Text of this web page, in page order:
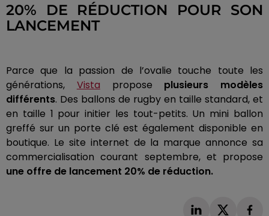
20% DE RÉDUCTION POUR SON
LANCEMENT
Parce que la passion de l’ovalie touche toute les
générations, Vista propose plusieurs modèles
différents. Des ballons de rugby en taille standard, et
en taille 1 pour initier les tout-petits. Un mini ballon
greffé sur un porte clé est également disponible en
boutique. Le site internet de la marque annonce sa
commercialisation courant septembre, et propose
une offre de lancement 20% de réduction.